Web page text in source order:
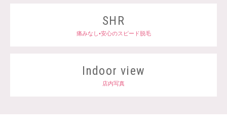
SHR
痛みなし•安心のスピード脱毛
Indoor view
店内写真